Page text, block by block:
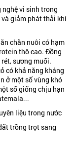
nghệ vi sinh trong
và giảm phát thải khí
chăn nuôi có hạm
thô cao. Đồng
sương muối.
có khả năng kháng
ở một số vùng khó
số giống chịu hạn
liệu trong nước
trồng trọt sang